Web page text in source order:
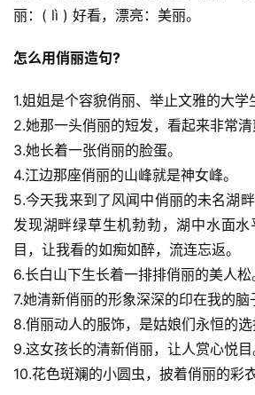
丽：( lì ) 好看，漂亮：美丽。
怎么用俏丽造句?
1.姐姐是个容貌俏丽、举止文雅的大学
2.她那一头俏丽的短发，看起来非常清
3.她长着一张俏丽的脸蛋。
4.江边那座俏丽的山峰就是神女峰。
5.今天我来到了风闻中俏丽的未名湖
发现湖畔绿草生机勃勃，湖中水面
目，让我看的如痴如醉，流连忘返。
6.长白山下生长着一排排俏丽的美人松
7.她清新俏丽的形象深深的印在我的脑
8.俏丽动人的服饰，是姑娘们永恒的选
9.这女孩长的清新俏丽，让人赏心悦目
10.花色斑斓的小圆虫，披着俏丽的彩衣